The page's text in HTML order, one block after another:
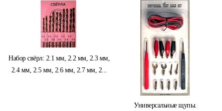
Набор свёрл: 2.1 мм, 2.2 мм, 2.3 мм,
2.4 мм, 2.5 мм, 2.6 мм, 2.7 мм, 2...
Универсальные щупы.